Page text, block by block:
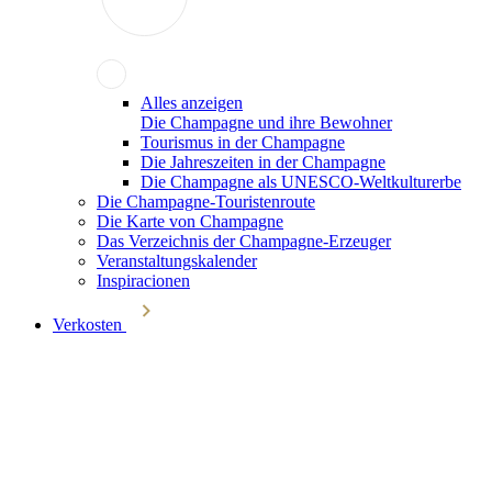
Alles anzeigen
Die Champagne und ihre Bewohner
Tourismus in der Champagne
Die Jahreszeiten in der Champagne
Die Champagne als UNESCO-Weltkulturerbe
Die Champagne-Touristenroute
Die Karte von Champagne
Das Verzeichnis der Champagne-Erzeuger
Veranstaltungskalender
Inspiracionen
Verkosten